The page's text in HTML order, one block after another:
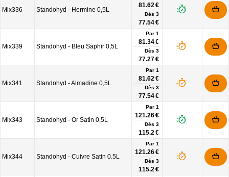
Mix336 Standohyd - Hermine 0,5L
81.62 €
Dès 3
77.54 €
Mix339 Standohyd - Bleu Saphir 0,5L
Par 1
81.34 €
Dès 3
77.27 €
Mix341 Standohyd - Almadine 0,5L
Par 1
81.62 €
Dès 3
77.54 €
Mix343 Standohyd - Or Satin 0,5L
Par 1
121.26 €
Dès 3
115.2 €
Mix344 Standohyd - Cuivre Satin 0.5L
Par 1
121.26 €
Dès 3
115.2 €